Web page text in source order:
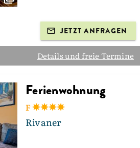
JETZT ANFRAGEN
Details und freie Termine
Ferienwohnung
F
Rivaner